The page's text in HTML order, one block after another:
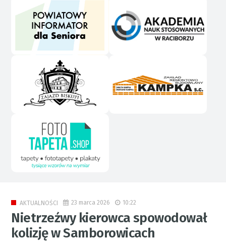
AKTUALNOŚCI 23 marca 2026 10:22
Nietrzeźwy kierowca spowodował
kolizję w Samborowicach